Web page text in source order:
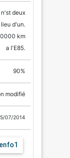
deux
d'un.
km
a l'E85.
90%
modifié
07/2014